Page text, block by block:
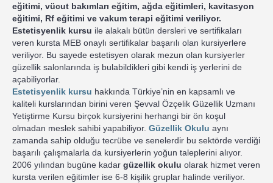
eğitimi, vücut bakımları eğitim, ağda eğitimleri, kavitasyon
eğitimi, Rf eğitimi ve vakum terapi eğitimi veriliyor.
Estetisyenlik kursu ile alakalı bütün dersleri ve sertifikaları
veren kursta MEB onaylı sertifikalar başarılı olan kursiyerlere
veriliyor. Bu sayede estetisyen olarak mezun olan kursiyerler
güzellik salonlarında iş bulabildikleri gibi kendi iş yerlerini de
açabiliyorlar.
Estetisyenlik kursu hakkında Türkiye’nin en kapsamlı ve
kaliteli kurslarından birini veren Şevval Özçelik Güzellik Uzmanı
Yetiştirme Kursu birçok kursiyerini herhangi bir ön koşul
olmadan meslek sahibi yapabiliyor. Güzellik Okulu aynı
zamanda sahip olduğu tecrübe ve senelerdir bu sektörde verdiği
başarılı çalışmalarla da kursiyerlerin yoğun taleplerini alıyor.
2006 yılından bugüne kadar güzellik okulu olarak hizmet veren
kursta verilen eğitimler ise 6-8 kişilik gruplar halinde veriliyor.